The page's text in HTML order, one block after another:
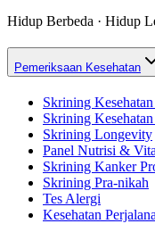
Hidup Berbeda · Hidup
Pemeriksaan Kesehatan
Skrining
Skrining
Skrining Longevity
Panel Nutrisi &
Skrining Kanker
Skrining Pra-nikah
Tes Alergi
Kesehatan